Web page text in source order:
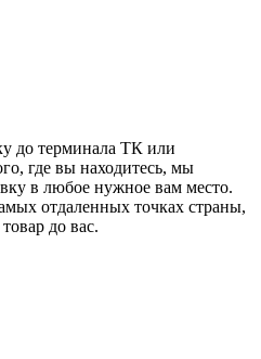
до терминала ТК или
где вы находитесь, мы
в любое нужное вам место.
отдаленных точках страны,
до вас.